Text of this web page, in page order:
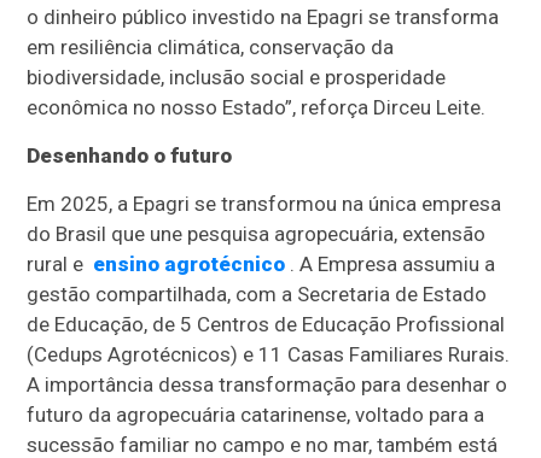
o dinheiro público investido na Epagri se transforma
em resiliência climática, conservação da
biodiversidade, inclusão social e prosperidade
econômica no nosso Estado”, reforça Dirceu Leite.
Desenhando o futuro
Em 2025, a Epagri se transformou na única empresa
do Brasil que une pesquisa agropecuária, extensão
rural e ensino agrotécnico . A Empresa assumiu a
gestão compartilhada, com a Secretaria de Estado
de Educação, de 5 Centros de Educação Profissional
(Cedups Agrotécnicos) e 11 Casas Familiares Rurais.
A importância dessa transformação para desenhar o
futuro da agropecuária catarinense, voltado para a
sucessão familiar no campo e no mar, também está